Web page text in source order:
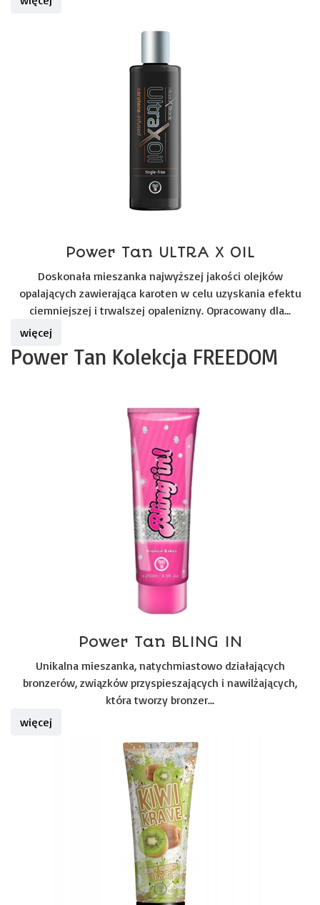
Power Tan ULTRA X OIL
Doskonała mieszanka najwyższej jakości olejków
opalających zawierająca karoten w celu uzyskania efektu
ciemniejszej i trwalszej opalenizny. Opracowany dla...
więcej
Power Tan Kolekcja FREEDOM
Power Tan BLING IN
Unikalna mieszanka, natychmiastowo działających
bronzerów, związków przyspieszających i nawilżających,
która tworzy bronzer...
więcej